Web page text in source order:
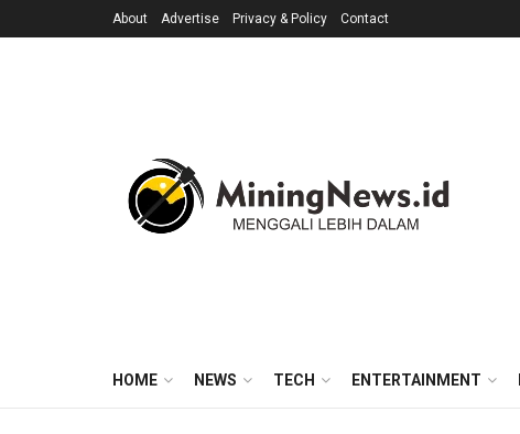
About Advertise Privacy & Policy Contact
HOME NEWS TECH ENTERTAINMENT